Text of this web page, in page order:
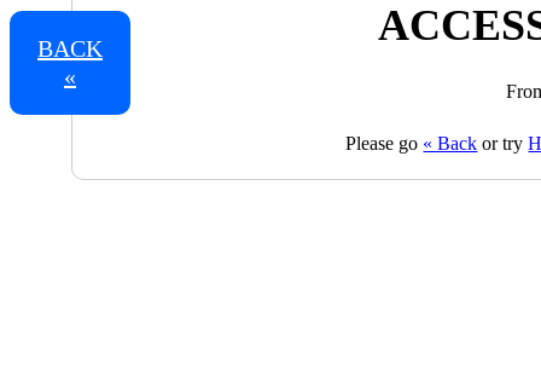
BACK
«
Please go « Back or try